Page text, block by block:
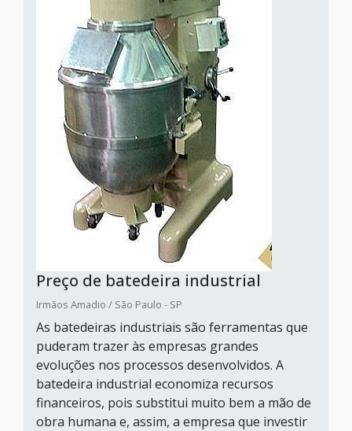
Preço de batedeira industrial
Irmãos Amadio / São Paulo - SP
As batedeiras industriais são ferramentas que
puderam trazer às empresas grandes
evoluções nos processos desenvolvidos. A
batedeira industrial economiza recursos
financeiros, pois substitui muito bem a mão de
obra humana e, assim, a empresa que investir